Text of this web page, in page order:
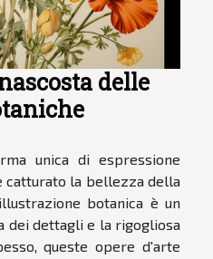
delle
unica di espressione
catturato la bellezza della
botanica è un
dei dettagli e la rigogliosa
queste opere d'arte